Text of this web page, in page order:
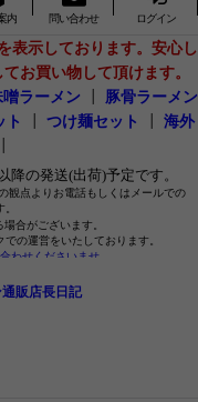
内 問い合わせ ログイン
表示しております。安心し
お買い物して頂けます。
噌ラーメン
豚骨ラーメン
ト つけ麺セット
海外
販店長日記